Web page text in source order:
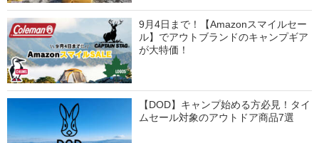
9月4日まで！【Amazonスマイルセー
ル】でアウトブランドのキャンプギア
が大特価！
【DOD】キャンプ始める方必見！タイ
ムセール対象のアウトドア商品7選